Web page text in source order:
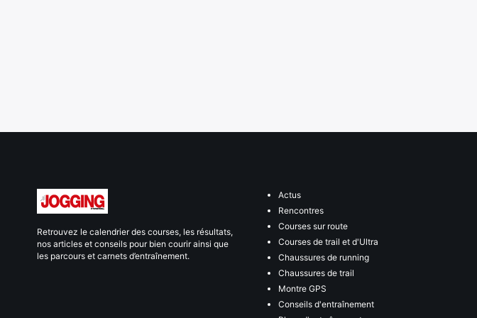
Retrouvez le calendrier des courses, les résultats,
nos articles et conseils pour bien courir ainsi que
les parcours et carnets d’entraînement.
Actus
Rencontres
Courses sur route
Courses de trail et d'Ultra
Chaussures de running
Chaussures de trail
Montre GPS
Conseils d'entraînement